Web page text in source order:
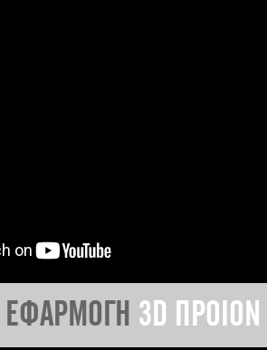
ΕΦΑΡΜΟΓΗ 3D ΠΡΟΙΟΝ